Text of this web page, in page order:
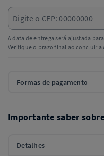
A data de entrega será ajustada
Verifique o prazo final ao concluir a
Formas de pagamento
Importante saber
Detalhes